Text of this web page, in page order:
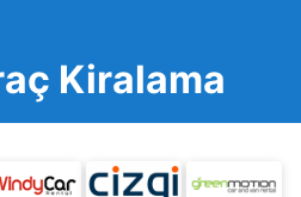
Kiralama